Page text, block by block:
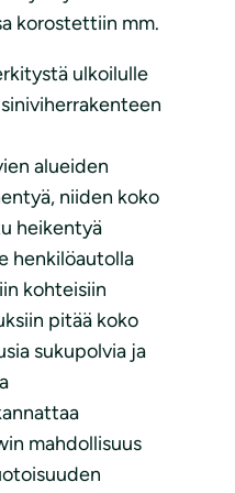
korostettiin mm.
ulkoilulle
alueiden
niiden koko
heikentyä
henkilöautolla
kohteisiin
pitää koko
sukupolvia ja
mahdollisuus